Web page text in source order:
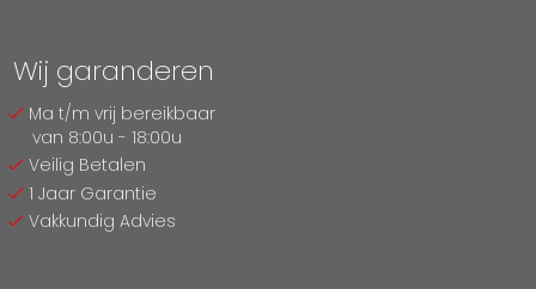
Wij garanderen
Ma t/m vrij bereikbaar
van 8:00u - 18:00u
Veilig Betalen
1 Jaar Garantie
Vakkundig Advies